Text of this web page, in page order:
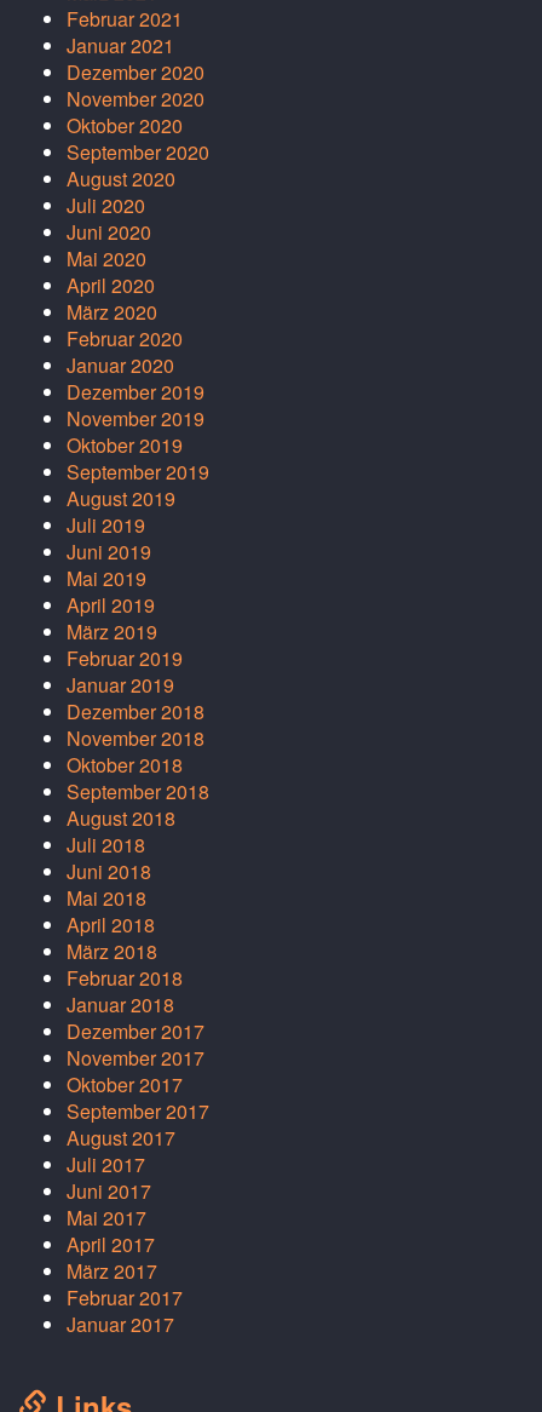
Februar 2021
Januar 2021
Dezember 2020
November 2020
Oktober 2020
September 2020
August 2020
Juli 2020
Juni 2020
Mai 2020
April 2020
März 2020
Februar 2020
Januar 2020
Dezember 2019
November 2019
Oktober 2019
September 2019
August 2019
Juli 2019
Juni 2019
Mai 2019
April 2019
März 2019
Februar 2019
Januar 2019
Dezember 2018
November 2018
Oktober 2018
September 2018
August 2018
Juli 2018
Juni 2018
Mai 2018
April 2018
März 2018
Februar 2018
Januar 2018
Dezember 2017
November 2017
Oktober 2017
September 2017
August 2017
Juli 2017
Juni 2017
Mai 2017
April 2017
März 2017
Februar 2017
Januar 2017